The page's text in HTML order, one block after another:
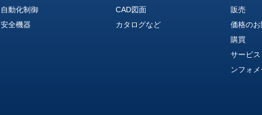
自動化制御
安全機器
CAD図面
カタログなど
販売
価格の
購買
サービス
ンフォ